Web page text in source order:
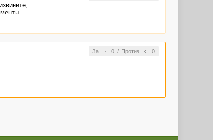
За 0/ Против 0